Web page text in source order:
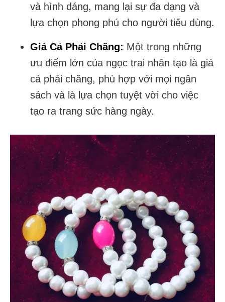
và hình dáng, mang lại sự đa dạng và
lựa chọn phong phú cho người tiêu dùng.
Giá Cả Phải Chăng: Một trong những
ưu điểm lớn của ngọc trai nhân tạo là giá
cả phải chăng, phù hợp với mọi ngân
sách và là lựa chọn tuyệt vời cho việc
tạo ra trang sức hàng ngày.